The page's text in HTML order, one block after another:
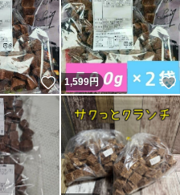
いいね！
1,599円